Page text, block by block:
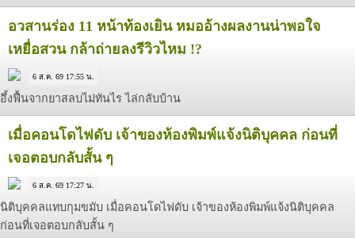
อวสานร่อง 11 หน้าท้องเยิน หมออ้างผลงานน่าพอใจ
เหยื่อสวน กล้าถ่ายลงรีวิวไหม !?
6 ส.ค. 69 17:55 น.
อึ้งฟื้นจากยาสลบไม่ทันไร ไล่กลับบ้าน
เมื่อคอนโดไฟดับ เจ้าของห้องพิมพ์แจ้งนิติบุคคล ก่อนที่
เจอตอบกลับสั้น ๆ
6 ส.ค. 69 17:27 น.
นิติบุคคลแทบกุมขมับ เมื่อคอนโดไฟดับ เจ้าของห้องพิมพ์แจ้งนิติบุคคล
ก่อนที่เจอตอบกลับสั้น ๆ